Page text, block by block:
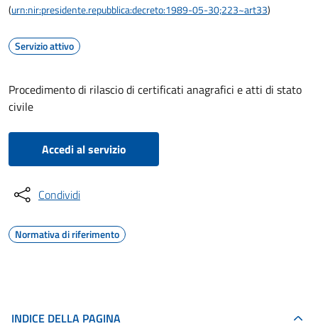
(urn:nir:presidente.repubblica:decreto:1989-05-30;223~art33)
Servizio attivo
Procedimento di rilascio di certificati anagrafici e atti di stato
civile
Accedi al servizio
Condividi
Normativa di riferimento
INDICE DELLA PAGINA